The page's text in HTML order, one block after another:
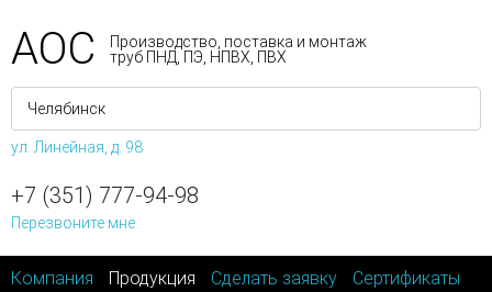
АОС
Производство, поставка и монтаж
труб ПНД, ПЭ, НПВХ, ПВХ
ул. Линейная, д. 98
+7 (351) 777-94-98
Перезвоните мне
Компания Продукция Сделать заявку Сертификаты